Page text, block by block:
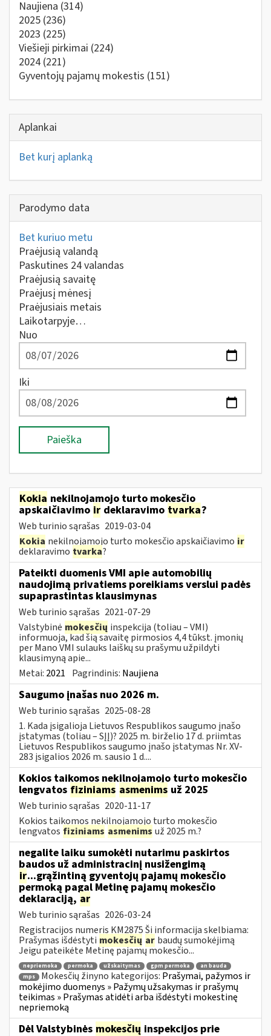
Naujiena (314)
2025 (236)
2023 (225)
Viešieji pirkimai (224)
2024 (221)
Gyventojų pajamų mokestis (151)
Aplankai
Bet kurį aplanką
Parodymo data
Bet kuriuo metu
Praėjusią valandą
Paskutines 24 valandas
Praėjusią savaitę
Praėjusį mėnesį
Praėjusiais metais
Laikotarpyje…
Nuo
Iki
Paieška
Kokia nekilnojamojo turto mokesčio
apskaičiavimo ir deklaravimo tvarka?
Web turinio sąrašas 2019-03-04
Kokia nekilnojamojo turto mokesčio apskaičiavimo ir
deklaravimo tvarka?
Pateikti duomenis VMI apie automobilių
naudojimą privatiems poreikiams verslui padės
supaprastintas klausimynas
Web turinio sąrašas 2021-07-29
Valstybinė mokesčių inspekcija (toliau – VMI)
informuoja, kad šią savaitę pirmosios 4,4 tūkst. įmonių
per Mano VMI sulauks laiškų su prašymu užpildyti
klausimyną apie...
Metai: 2021 Pagrindinis: Naujiena
Saugumo įnašas nuo 2026 m.
Web turinio sąrašas 2025-08-28
1. Kada įsigalioja Lietuvos Respublikos saugumo įnašo
įstatymas (toliau – SĮĮ)? 2025 m. birželio 17 d. priimtas
Lietuvos Respublikos saugumo įnašo įstatymas Nr. XV-
283 įsigalios 2026 m. sausio 1 d....
Kokios taikomos nekilnojamojo turto mokesčio
lengvatos fiziniams asmenims už 2025
Web turinio sąrašas 2020-11-17
Kokios taikomos nekilnojamojo turto mokesčio
lengvatos fiziniams asmenims už 2025 m.?
negalite laiku sumokėti nutarimu paskirtos
baudos už administracinį nusižengimą
ir...grąžintiną gyventojų pajamų mokesčio
permoką pagal Metinę pajamų mokesčio
deklaraciją, ar
Web turinio sąrašas 2026-03-24
Registracijos numeris KM2875 Ši informacija skelbiama:
Prašymas išdėstyti mokesčių ar baudų sumokėjimą
Jeigu pateikėte Metinę pajamų mokesčio...
nepriemoka permoka užskaitymas gpm permoka
an bauda
mps
Mokesčių žinyno kategorijos: Prašymai, pažymos ir
mokėjimo duomenys » Pažymų užsakymas ir prašymų
teikimas » Prašymas atidėti arba išdėstyti mokestinę
nepriemoką
Dėl Valstybinės mokesčių inspekcijos prie